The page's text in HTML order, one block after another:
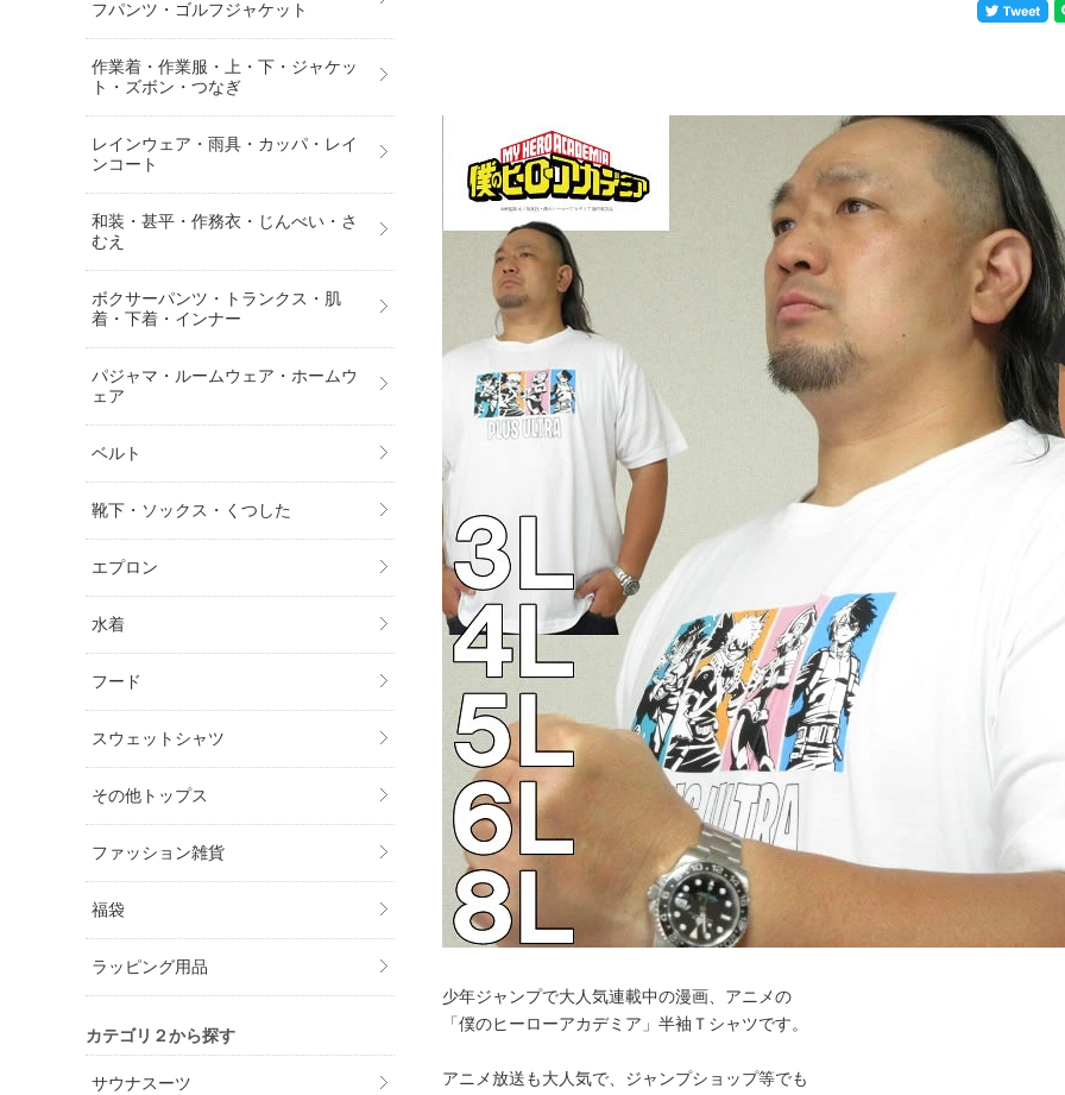
少年ジャンプで大人気連載中の漫画、アニメの
「僕のヒーローアカデミア」半袖Ｔシャツです。
アニメ放送も大人気で、ジャンプショップ等でも
フパンツ・ゴルフジャケット
作業着・作業服・上・下・ジャケッ
ト・ズボン・つなぎ
レインウェア・雨具・カッパ・レイ
ンコート
和装・甚平・作務衣・じんべい・さ
むえ
ボクサーパンツ・トランクス・肌
着・下着・インナー
パジャマ・ルームウェア・ホームウ
ェア
ベルト
靴下・ソックス・くつした
エプロン
水着
フード
スウェットシャツ
その他トップス
ファッション雑貨
福袋
ラッピング用品
カテゴリ２から探す
サウナスーツ